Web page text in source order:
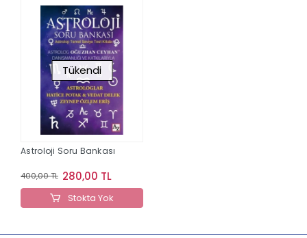
Tükendi
Astroloji Soru Bankası
400,00 TL 280,00 TL
Stokta Yok